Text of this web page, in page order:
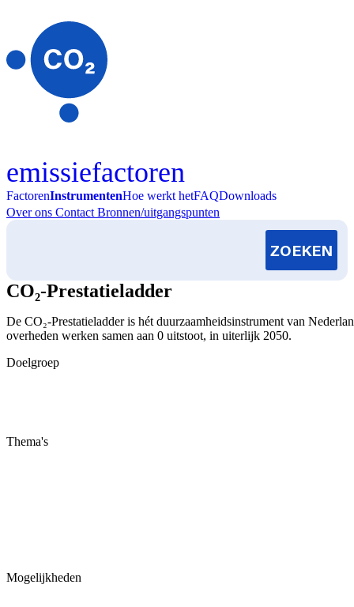
emissiefactoren
FactorenInstrumentenHoe werkt hetFAQDownloads
Over ons Contact Bronnen/uitgangspunten
CO₂-Prestatieladder
De CO₂-Prestatieladder is hét duurzaamheidsinstrument van
overheden werken samen aan 0 uitstoot, in uiterlijk 2050.
Doelgroep
Thema's
Mogelijkheden